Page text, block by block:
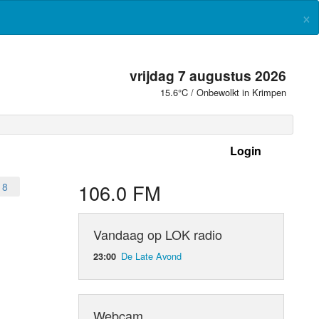
×
vrijdag 7 augustus 2026
15.6°C / Onbewolkt in Krimpen
Login
106.0 FM
Vandaag op LOK radio
23:00 De Late Avond
Webcam